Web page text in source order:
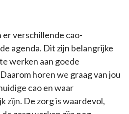
er verschillende cao-
agenda. Dit zijn belangrijke
werken aan goede
horen we graag van jou
cao en waar
zijn. De zorg is waardevol,